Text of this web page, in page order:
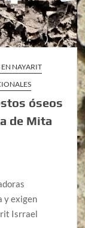
NAYARIT
óseos
de Mita
y exigen
Isrrael